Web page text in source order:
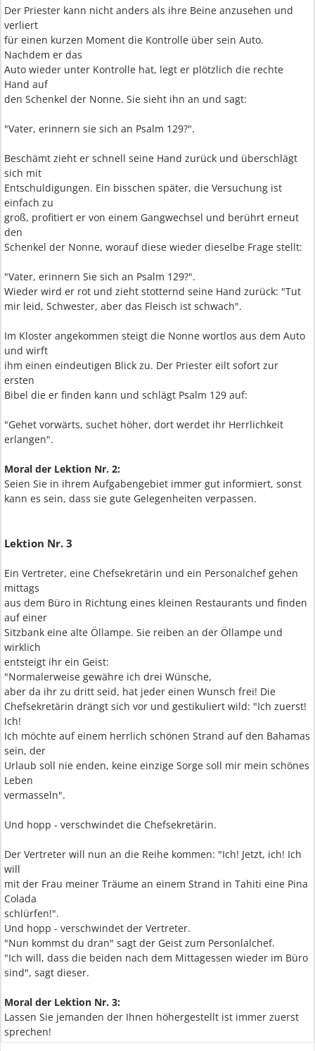
Der Priester kann nicht anders als ihre Beine anzusehen und
verliert
für einen kurzen Moment die Kontrolle über sein Auto.
Nachdem er das
Auto wieder unter Kontrolle hat, legt er plötzlich die rechte
Hand auf
den Schenkel der Nonne. Sie sieht ihn an und sagt:
"Vater, erinnern sie sich an Psalm 129?".
Beschämt zieht er schnell seine Hand zurück und überschlägt
sich mit
Entschuldigungen. Ein bisschen später, die Versuchung ist
einfach zu
groß, profitiert er von einem Gangwechsel und berührt erneut
den
Schenkel der Nonne, worauf diese wieder dieselbe Frage stellt:
"Vater, erinnern Sie sich an Psalm 129?".
Wieder wird er rot und zieht stotternd seine Hand zurück: "Tut
mir leid, Schwester, aber das Fleisch ist schwach".
Im Kloster angekommen steigt die Nonne wortlos aus dem Auto
und wirft
ihm einen eindeutigen Blick zu. Der Priester eilt sofort zur
ersten
Bibel die er finden kann und schlägt Psalm 129 auf:
"Gehet vorwärts, suchet höher, dort werdet ihr Herrlichkeit
erlangen".
Moral der Lektion Nr. 2:
Seien Sie in ihrem Aufgabengebiet immer gut informiert, sonst
kann es sein, dass sie gute Gelegenheiten verpassen.
Lektion Nr. 3
Ein Vertreter, eine Chefsekretärin und ein Personalchef gehen
mittags
aus dem Büro in Richtung eines kleinen Restaurants und finden
auf einer
Sitzbank eine alte Öllampe. Sie reiben an der Öllampe und
wirklich
entsteigt ihr ein Geist:
"Normalerweise gewähre ich drei Wünsche,
aber da ihr zu dritt seid, hat jeder einen Wunsch frei! Die
Chefsekretärin drängt sich vor und gestikuliert wild: "Ich zuerst!
Ich!
Ich möchte auf einem herrlich schönen Strand auf den Bahamas
sein, der
Urlaub soll nie enden, keine einzige Sorge soll mir mein schönes
Leben
vermasseln".
Und hopp - verschwindet die Chefsekretärin.
Der Vertreter will nun an die Reihe kommen: "Ich! Jetzt, ich! Ich
will
mit der Frau meiner Träume an einem Strand in Tahiti eine Pina
Colada
schlürfen!".
Und hopp - verschwindet der Vertreter.
"Nun kommst du dran" sagt der Geist zum Personlalchef.
"Ich will, dass die beiden nach dem Mittagessen wieder im Büro
sind", sagt dieser.
Moral der Lektion Nr. 3:
Lassen Sie jemanden der Ihnen höhergestellt ist immer zuerst
sprechen!